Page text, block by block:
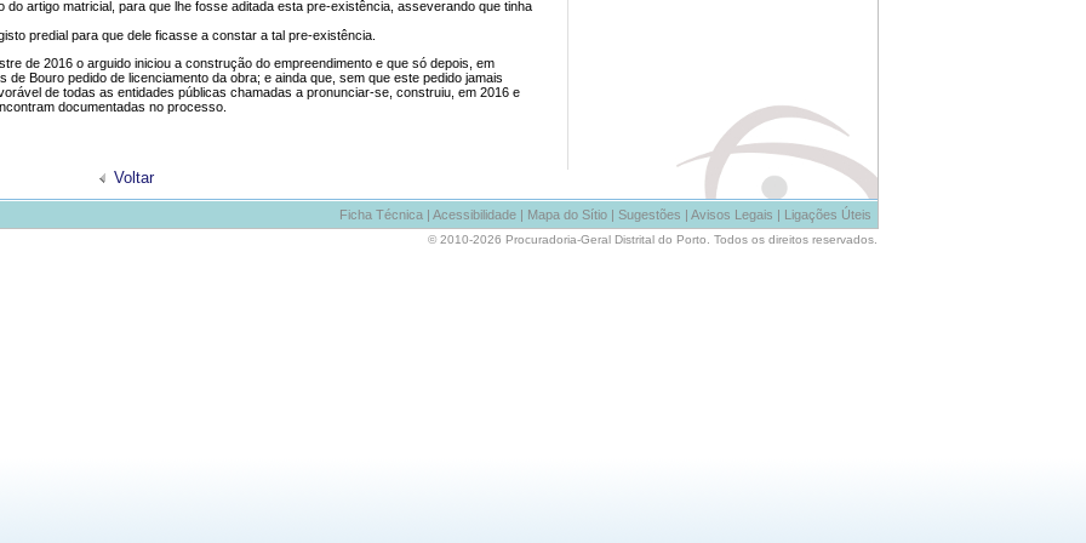
artigo matricial, para que lhe fosse aditada esta pre-existência, asseverando que tinha
predial para que dele ficasse a constar a tal pre-existência.
de 2016 o arguido iniciou a construção do empreendimento e que só depois, em
Bouro pedido de licenciamento da obra; e ainda que, sem que este pedido jamais
de todas as entidades públicas chamadas a pronunciar-se, construiu, em 2016 e
documentadas no processo.
Voltar
Ficha Técnica | Acessibilidade | Mapa do Sítio | Sugestões | Avisos Legais | Ligações Úteis
© 2010-2026 Procuradoria-Geral Distrital do Porto. Todos os direitos reservados.